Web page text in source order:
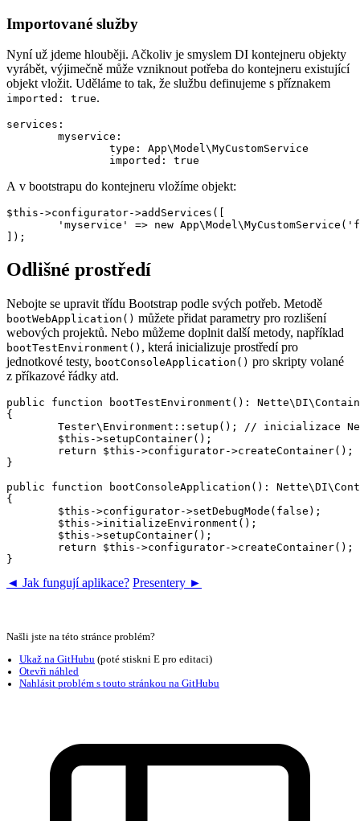
Importované služby
Nyní už jdeme hlouběji. Ačkoliv je smyslem DI kontejneru objekty
vyrábět, výjimečně může vzniknout potřeba do kontejneru existující
objekt vložit. Uděláme to tak, že službu definujeme s příznakem
imported: true.
services:
A v bootstrapu do kontejneru vložíme objekt:
$this->configurator->addServices([
Odlišné prostředí
Nebojte se upravit třídu Bootstrap podle svých potřeb. Metodě
bootWebApplication() můžete přidat parametry pro rozlišení
webových projektů. Nebo můžeme doplnit další metody, například
bootTestEnvironment() , která inicializuje prostředí pro
jednotkové testy, bootConsoleApplication() pro skripty volané
z příkazové řádky atd.
public function bootTestEnvironment():
{
}
public function bootConsoleApplication():
{
◄ Jak fungují aplikace? Presentery ►